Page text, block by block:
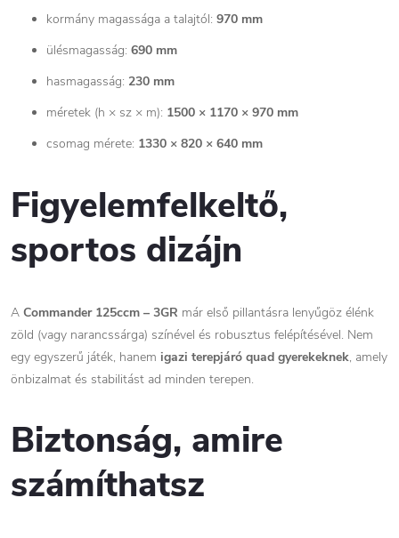
kormány magassága a talajtól: 970 mm
ülésmagasság: 690 mm
hasmagasság: 230 mm
méretek (h × sz × m): 1500 × 1170 × 970 mm
csomag mérete: 1330 × 820 × 640 mm
Figyelemfelkeltő,
sportos dizájn
A Commander 125ccm – 3GR már első pillantásra lenyűgöz élénk
zöld (vagy narancssárga) színével és robusztus felépítésével. Nem
egy egyszerű játék, hanem igazi terepjáró quad gyerekeknek, amely
önbizalmat és stabilitást ad minden terepen.
Biztonság, amire
számíthatsz